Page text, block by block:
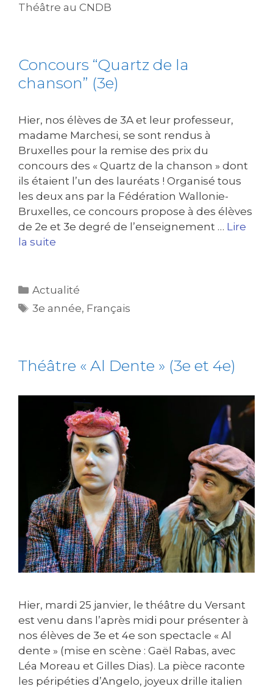
Théâtre au CNDB
Concours “Quartz de la
chanson” (3e)
Hier, nos élèves de 3A et leur professeur,
madame Marchesi, se sont rendus à
Bruxelles pour la remise des prix du
concours des « Quartz de la chanson » dont
ils étaient l’un des lauréats ! Organisé tous
les deux ans par la Fédération Wallonie-
Bruxelles, ce concours propose à des élèves
de 2e et 3e degré de l’enseignement … Lire
la suite
Actualité
3e année, Français
Théâtre « Al Dente » (3e et 4e)
Hier, mardi 25 janvier, le théâtre du Versant
est venu dans l’après midi pour présenter à
nos élèves de 3e et 4e son spectacle « Al
dente » (mise en scène : Gaël Rabas, avec
Léa Moreau et Gilles Dias). La pièce raconte
les péripéties d’Angelo, joyeux drille italien